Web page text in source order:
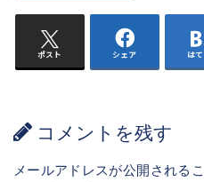
ポスト シェア は
コメントを残す
メールアドレスが公開される